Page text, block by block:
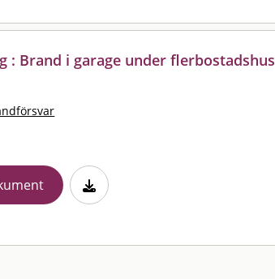
: Brand i garage under flerbostadshus